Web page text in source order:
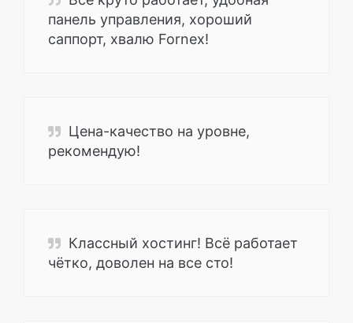
панель управления, хороший
саппорт, хвалю Fornex!
Цена-качество на уровне,
рекомендую!
Классный хостинг! Всё работает
чётко, доволен на все сто!